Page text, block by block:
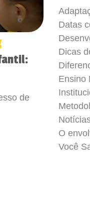
de
Datas
Dicas
Ensino
O
Você